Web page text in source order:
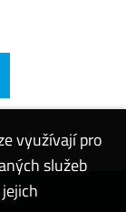
využívají pro
služeb